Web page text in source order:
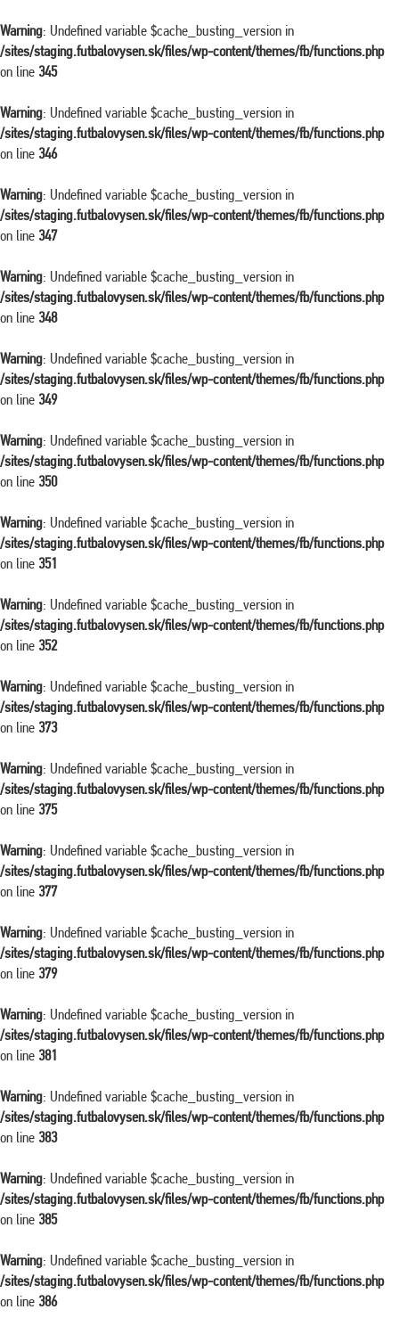
Warning: Undefined variable $cache_busting_version in
/sites/staging.futbalovysen.sk/files/wp-content/themes/fb/functions.php
on line 345
Warning: Undefined variable $cache_busting_version in
/sites/staging.futbalovysen.sk/files/wp-content/themes/fb/functions.php
on line 346
Warning: Undefined variable $cache_busting_version in
/sites/staging.futbalovysen.sk/files/wp-content/themes/fb/functions.php
on line 347
Warning: Undefined variable $cache_busting_version in
/sites/staging.futbalovysen.sk/files/wp-content/themes/fb/functions.php
on line 348
Warning: Undefined variable $cache_busting_version in
/sites/staging.futbalovysen.sk/files/wp-content/themes/fb/functions.php
on line 349
Warning: Undefined variable $cache_busting_version in
/sites/staging.futbalovysen.sk/files/wp-content/themes/fb/functions.php
on line 350
Warning: Undefined variable $cache_busting_version in
/sites/staging.futbalovysen.sk/files/wp-content/themes/fb/functions.php
on line 351
Warning: Undefined variable $cache_busting_version in
/sites/staging.futbalovysen.sk/files/wp-content/themes/fb/functions.php
on line 352
Warning: Undefined variable $cache_busting_version in
/sites/staging.futbalovysen.sk/files/wp-content/themes/fb/functions.php
on line 373
Warning: Undefined variable $cache_busting_version in
/sites/staging.futbalovysen.sk/files/wp-content/themes/fb/functions.php
on line 375
Warning: Undefined variable $cache_busting_version in
/sites/staging.futbalovysen.sk/files/wp-content/themes/fb/functions.php
on line 377
Warning: Undefined variable $cache_busting_version in
/sites/staging.futbalovysen.sk/files/wp-content/themes/fb/functions.php
on line 379
Warning: Undefined variable $cache_busting_version in
/sites/staging.futbalovysen.sk/files/wp-content/themes/fb/functions.php
on line 381
Warning: Undefined variable $cache_busting_version in
/sites/staging.futbalovysen.sk/files/wp-content/themes/fb/functions.php
on line 383
Warning: Undefined variable $cache_busting_version in
/sites/staging.futbalovysen.sk/files/wp-content/themes/fb/functions.php
on line 385
Warning: Undefined variable $cache_busting_version in
/sites/staging.futbalovysen.sk/files/wp-content/themes/fb/functions.php
on line 386